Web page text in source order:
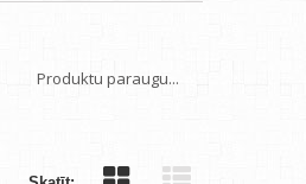
Produktu paraugu...